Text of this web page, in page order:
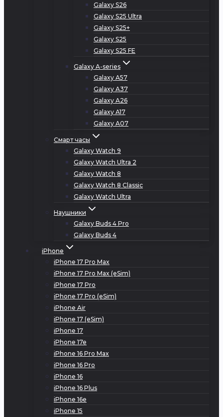
Galaxy S26
Galaxy S25 Ultra
Galaxy S25+
Galaxy S25
Galaxy S25 FE
Galaxy A-series
Galaxy A57
Galaxy A37
Galaxy A26
Galaxy A17
Galaxy A07
Смарт часы
Galaxy Watch 9
Galaxy Watch Ultra 2
Galaxy Watch 8
Galaxy Watch 8 Classic
Galaxy Watch Ultra
Наушники
Galaxy Buds 4 Pro
Galaxy Buds 4
iPhone
iPhone 17 Pro Max
iPhone 17 Pro Max (eSim)
iPhone 17 Pro
iPhone 17 Pro (eSim)
iPhone Air
iPhone 17 (eSim)
iPhone 17
iPhone 17e
iPhone 16 Pro Max
iPhone 16 Pro
iPhone 16
iPhone 16 Plus
iPhone 16e
iPhone 15